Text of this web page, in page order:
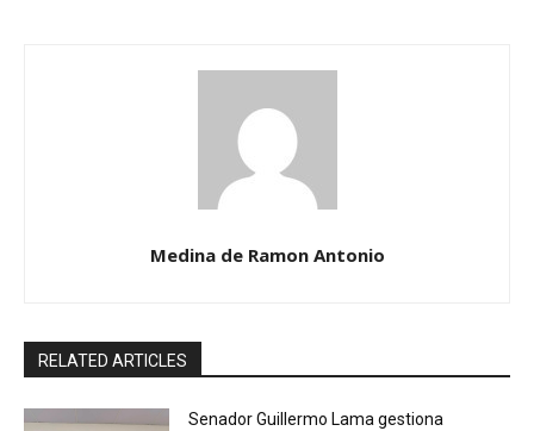
Medina de Ramon Antonio
RELATED ARTICLES
Senador Guillermo Lama gestiona